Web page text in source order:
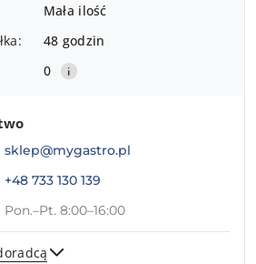
Mała ilość
48 godzin
0
sklep@mygastro.pl
+48 733 130 139
Pon.–Pt. 8:00–16:00